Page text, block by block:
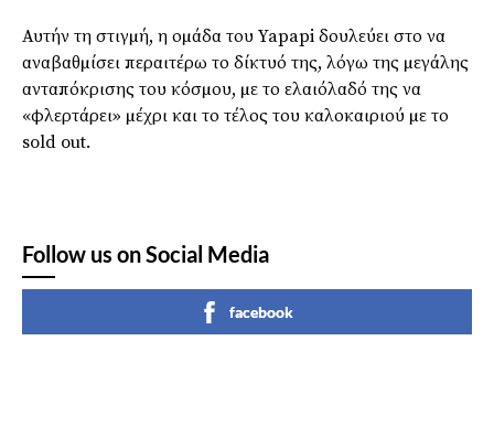
Αυτήν τη στιγµή, η οµάδα του Yapapi δουλεύει στο να
αναβαθµίσει περαιτέρω το δίκτυό της, λόγω της µεγάλης
ανταπόκρισης του κόσµου, µε το ελαιόλαδό της να
«φλερτάρει» µέχρι και το τέλος του καλοκαιριού µε το
sold out.
Follow us on Social Media
facebook